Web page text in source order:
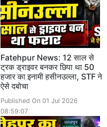
Fatehpur News: 12 साल से
ट्रक ड्राइवर बनकर छिपा था 50
हजार का इनामी हसीनउल्ला, STF ने
ऐसे दबोचा
Published On 01 Jul 2026
08:59:07